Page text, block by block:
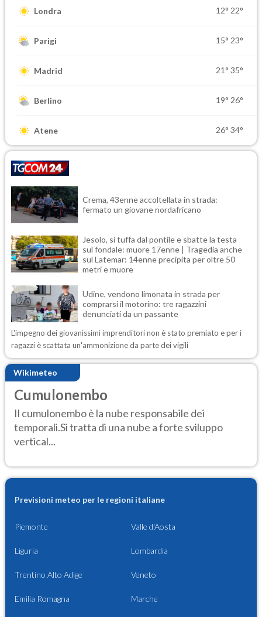
Londra 12° 22°
Parigi 15° 23°
Madrid 21° 35°
Berlino 19° 26°
Atene 26° 34°
Crema, 43enne accoltellata in strada:
fermato un giovane nordafricano
Jesolo, si tuffa dal pontile e sbatte la testa
sul fondale: muore 17enne | Tragedia anche
sul Latemar: 14enne precipita per oltre 50
metri e muore
Udine, vendono limonata in strada per
comprarsi il motorino: tre ragazzini
denunciati da un passante
L'impegno dei giovanissimi imprenditori non è stato premiato e per i
ragazzi è scattata un'ammonizione da parte dei vigili
Wikimeteo
Cumulonembo
Il cumulonembo è la nube responsabile dei
temporali.Si tratta di una nube a forte sviluppo
vertical...
Previsioni meteo per le regioni italiane
Piemonte Valle d'Aosta
Liguria Lombardia
Trentino Alto Adige Veneto
Emilia Romagna Marche